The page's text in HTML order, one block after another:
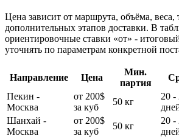
Цена зависит от маршрута, объёма, веса,
дополнительных этапов доставки. В
ориентировочные ставки «от» -
уточнять по параметрам конкретной
Направление Цена
Мин.
партия
Пекин -
Москва
от 200$
за куб
50 кг
20 -
Шанхай -
Москва
от 200$
за куб
50 кг
20 -